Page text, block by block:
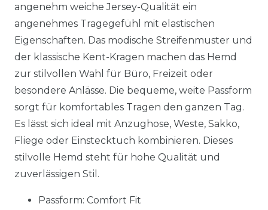
angenehm weiche Jersey-Qualität ein
angenehmes Tragegefühl mit elastischen
Eigenschaften. Das modische Streifenmuster und
der klassische Kent-Kragen machen das Hemd
zur stilvollen Wahl für Büro, Freizeit oder
besondere Anlässe. Die bequeme, weite Passform
sorgt für komfortables Tragen den ganzen Tag.
Es lässt sich ideal mit Anzughose, Weste, Sakko,
Fliege oder Einstecktuch kombinieren. Dieses
stilvolle Hemd steht für hohe Qualität und
zuverlässigen Stil.
Passform: Comfort Fit